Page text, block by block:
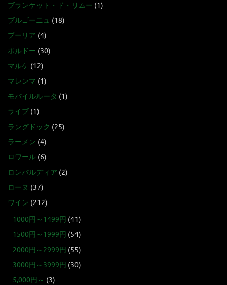
ブランケット・ド・リムー (1)
ブルゴーニュ (18)
プーリア (4)
ボルドー (30)
マルケ (12)
マレンマ (1)
モバイルルータ (1)
ライブ (1)
ラングドック (25)
ラーメン (4)
ロワール (6)
ロンバルディア (2)
ローヌ (37)
ワイン (212)
1000円～1499円 (41)
1500円～1999円 (54)
2000円～2999円 (55)
3000円～3999円 (30)
5,000円～ (3)